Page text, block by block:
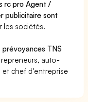
rc pro Agent /
publicitaire sont
les sociétés.
prévoyances TNS
auto-
et chef d'entreprise